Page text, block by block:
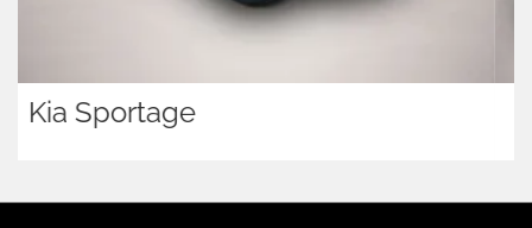
Iveco Other